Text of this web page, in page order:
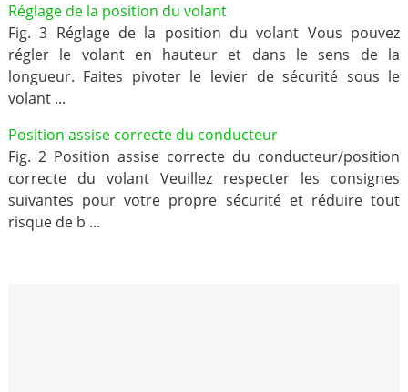
Réglage de la position du volant
Fig. 3 Réglage de la position du volant Vous pouvez
régler le volant en hauteur et dans le sens de la
longueur. Faites pivoter le levier de sécurité sous le
volant ...
Position assise correcte du conducteur
Fig. 2 Position assise correcte du conducteur/position
correcte du volant Veuillez respecter les consignes
suivantes pour votre propre sécurité et réduire tout
risque de b ...